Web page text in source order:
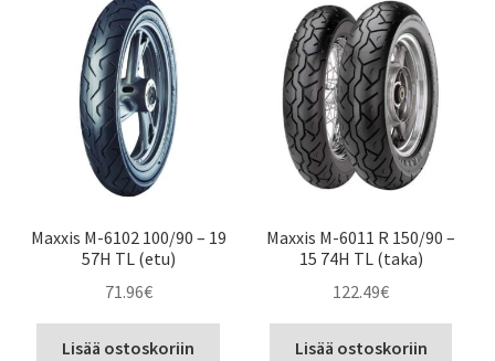
Maxxis M-6102 100/90 – 19
57H TL (etu)
71.96€
Lisää ostoskoriin
Maxxis M-6011 R 150/90 –
15 74H TL (taka)
122.49€
Lisää ostoskoriin